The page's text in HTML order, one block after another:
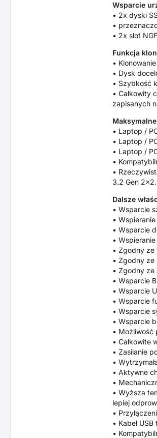
Wsparcie
• 2x dyski
•
• 2x slot
Funkcja
•
• Dysk
• Szybkość
• Całkowity
zapisanych
• Laptop /
• Laptop /
• Laptop /
•
•
3.2 Gen 2x2.
Dalsze
• Wsparcie
•
• Wsparcie
•
• Zgodny ze
• Zgodny ze
• Zgodny ze
• Wsparcie
• Wsparcie
• Wsparcie
• Wsparcie
• Wsparcie
• Możliwość
• Całkowite
• Zasilanie
•
• Aktywne
•
• Wyższa
lepiej
•
• Kabel
•